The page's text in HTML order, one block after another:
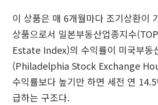
이 상품은 매 6개월마다 조기상환이
상품으로서 일본부동산업종지수
Estate Index)의 수익률이 미국부동
(Philadelphia Stock Exchange
수익률보다 높기만 하면 세전 연
급하는 구조다.